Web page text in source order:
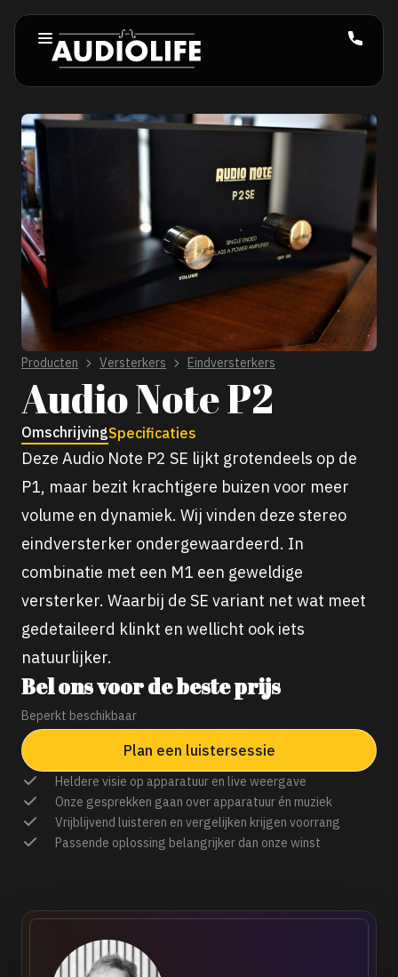
Producten Versterkers Eindversterkers
Audio Note P2
OmschrijvingSpecificaties
Deze Audio Note P2 SE lijkt grotendeels op de
P1, maar bezit krachtigere buizen voor meer
volume en dynamiek. Wij vinden deze stereo
eindversterker ondergewaardeerd. In
combinatie met een M1 een geweldige
versterker. Waarbij de SE variant net wat meet
gedetaileerd klinkt en wellicht ook iets
natuurlijker.
Bel ons voor de beste prijs
Beperkt beschikbaar
Plan een luistersessie
Heldere visie op apparatuur en live weergave
Onze gesprekken gaan over apparatuur én muziek
Vrijblijvend luisteren en vergelijken krijgen voorrang
Passende oplossing belangrijker dan onze winst